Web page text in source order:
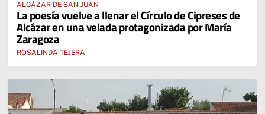
ALCÁZAR DE SAN JUAN
La poesía vuelve a llenar el Círculo de Cipreses de
Alcázar en una velada protagonizada por María
Zaragoza
ROSALINDA TEJERA